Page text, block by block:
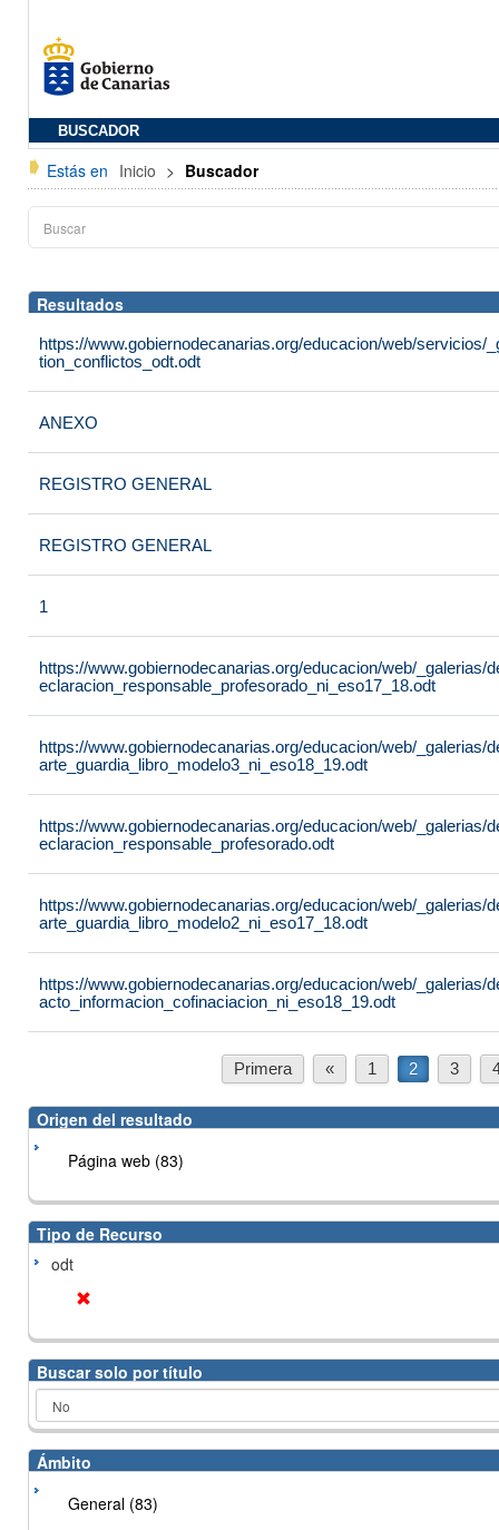
BUSCADOR
Estás en Inicio > Buscador
Resultados
https://www.gobiernodecanarias.org/educacion/web/
tion_conflictos_odt.odt
ANEXO
REGISTRO GENERAL
REGISTRO GENERAL
1
https://www.gobiernodecanarias.org/educacion/web/_galerias/
eclaracion_responsable_profesorado_ni_eso17_18.odt
https://www.gobiernodecanarias.org/educacion/web/_galerias/
arte_guardia_libro_modelo3_ni_eso18_19.odt
https://www.gobiernodecanarias.org/educacion/web/_galerias/
eclaracion_responsable_profesorado.odt
https://www.gobiernodecanarias.org/educacion/web/_galerias/
arte_guardia_libro_modelo2_ni_eso17_18.odt
https://www.gobiernodecanarias.org/educacion/web/_galerias/
acto_informacion_cofinaciacion_ni_eso18_19.odt
Primera « 1 2 3
Origen del resultado
Página web (83)
Tipo de Recurso
odt
Buscar solo por título
Ámbito
General (83)